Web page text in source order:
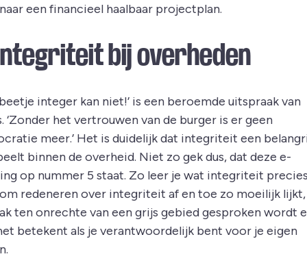
een financieel haalbaar projectplan.
bij overheden
beetje integer kan niet!’ is een beroemde uitspraak van
‘Zonder het vertrouwen van de burger is er geen
meer.’ Het is duidelijk dat integriteit een
binnen de overheid. Niet zo gek dus, dat deze e-
op nummer 5 staat. Zo leer je wat integriteit
redeneren over integriteit af en toe zo moeilijk
ten onrechte van een grijs gebied gesproken wordt
betekent als je verantwoordelijk bent voor je eigen